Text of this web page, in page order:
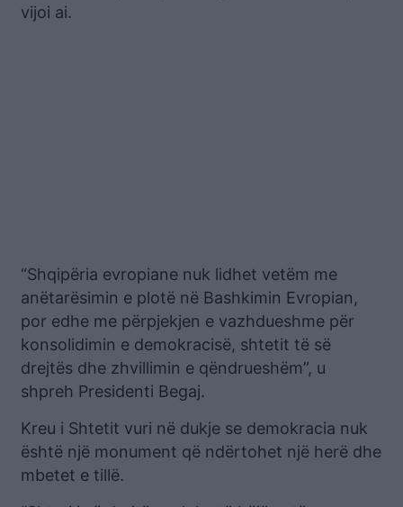
vijoi ai.
“Shqipëria evropiane nuk lidhet vetëm me
anëtarësimin e plotë në Bashkimin Evropian,
por edhe me përpjekjen e vazhdueshme për
konsolidimin e demokracisë, shtetit të së
drejtës dhe zhvillimin e qëndrueshëm”, u
shpreh Presidenti Begaj.
Kreu i Shtetit vuri në dukje se demokracia nuk
është një monument që ndërtohet një herë dhe
mbetet e tillë.